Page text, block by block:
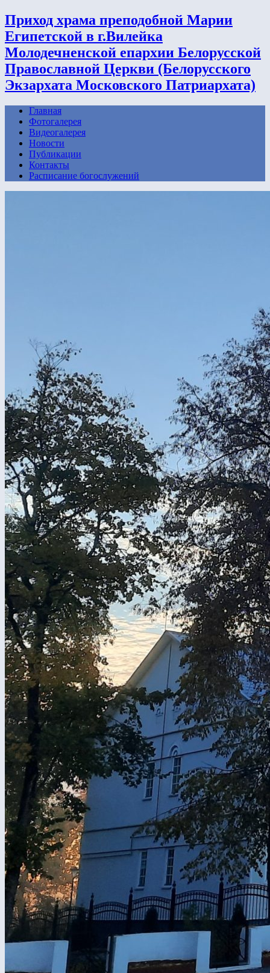
Приход храма преподобной Марии
Египетской в г.Вилейка
Молодечненской епархии Белорусской
Православной Церкви (Белорусского
Экзархата Московского Патриархата)
Главная
Фотогалерея
Видеогалерея
Новости
Публикации
Контакты
Расписание богослужений